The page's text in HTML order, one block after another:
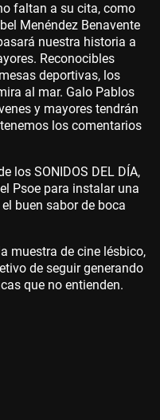
faltan a su cita, como
Menéndez Benavente
nuestra historia a
Reconocibles
deportivas, los
al mar. Galo Pablos
y mayores tendrán
los comentarios
los SONIDOS DEL DÍA,
Psoe para instalar una
buen sabor de boca
muestra de cine lésbico,
de seguir generando
que no entienden.